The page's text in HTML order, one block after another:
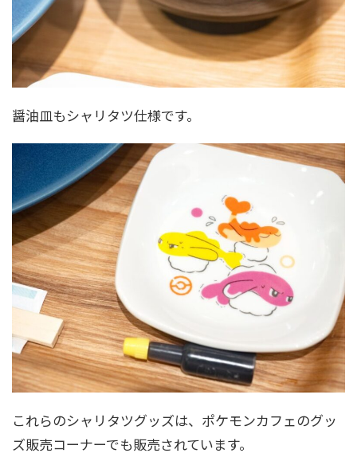
醤油皿もシャリタツ仕様です。
これらのシャリタツグッズは、ポケモンカフェのグッ
ズ販売コーナーでも販売されています。